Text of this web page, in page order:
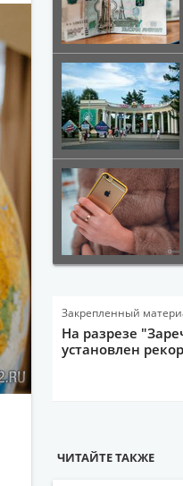
Закрепленный
На разрезе
установлен
ЧИТАЙТЕ ТАКЖЕ